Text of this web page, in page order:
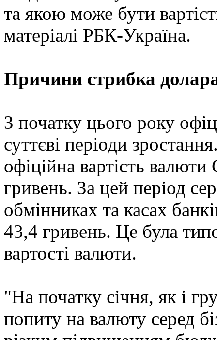
та якою може бути
матеріалі РБК-Україна.
Причини стрибка
З початку цього року
суттєві періоди
офіційна вартість
гривень. За цей період
обмінниках та касах
43,4 гривень. Це була
вартості валюти.
"На початку січня, як і
попиту на валюту серед